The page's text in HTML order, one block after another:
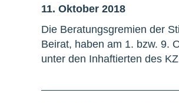
11. Oktober 2018
Die Beratungsgremien der
Beirat, haben am 1. bzw. 9.
unter den Inhaftierten des